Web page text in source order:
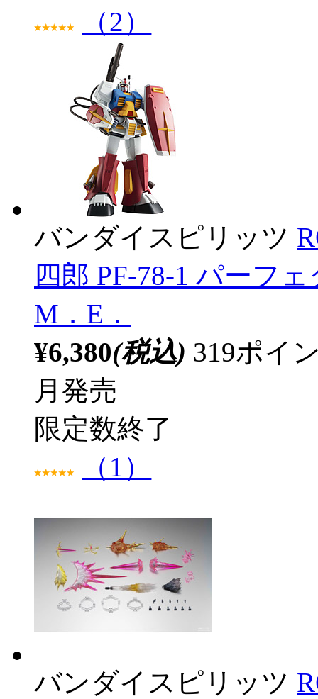
（2）
バンダイスピリッツ
四郎 PF-78-1 パーフ
M．E．
¥6,380(税込) 319ポイ
月発売
限定数終了
（1）
バンダイスピリッツ